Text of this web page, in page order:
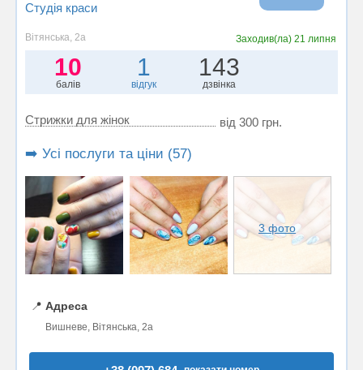
Студія краси
Вітянська, 2а Заходив(ла) 21 липня
10
балів
1
відгук
143
дзвінка
Стрижки для жінок від 300 грн.
➡️ Усі послуги та ціни (57)
3 фото
📍 Адреса
Вишневе, Вітянська, 2а